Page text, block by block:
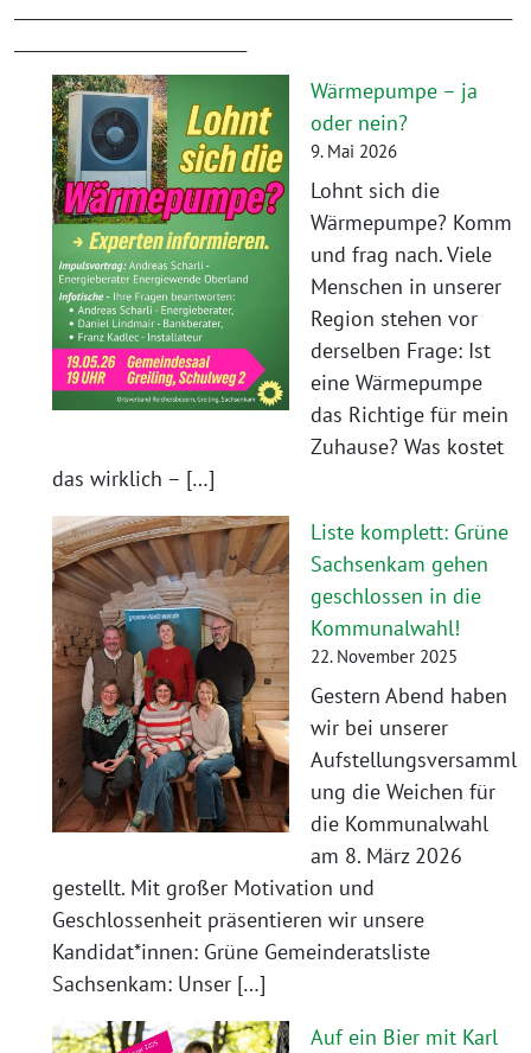
Wärmepumpe – ja
oder nein?
9. Mai 2026
Lohnt sich die
Wärmepumpe? Komm
und frag nach. Viele
Menschen in unserer
Region stehen vor
derselben Frage: Ist
eine Wärmepumpe
das Richtige für mein
Zuhause? Was kostet
das wirklich – […]
Liste komplett: Grüne
Sachsenkam gehen
geschlossen in die
Kommunalwahl!
22. November 2025
Gestern Abend haben
wir bei unserer
Aufstellungsversamml
ung die Weichen für
die Kommunalwahl
am 8. März 2026
gestellt. Mit großer Motivation und
Geschlossenheit präsentieren wir unsere
Kandidat*innen: Grüne Gemeinderatsliste
Sachsenkam: Unser […]
Auf ein Bier mit Karl